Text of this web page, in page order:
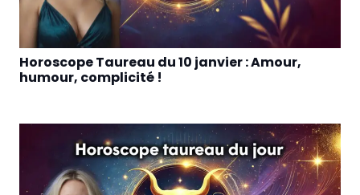
Horoscope Taureau du 10 janvier : Amour,
humour, complicité !